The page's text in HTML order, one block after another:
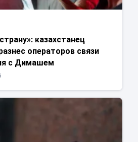
казахстанец
операторов связи
с Димашем